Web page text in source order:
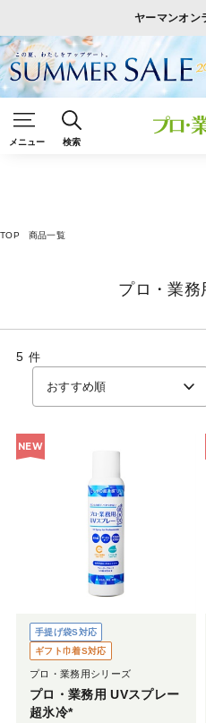
ヤーマンオン
メニュー 検索
TOP 商品一覧
プロ・業務
5 件
おすすめ順
NEW
手提げ袋S対応
ギフト巾着S対応
プロ・業務用シリーズ
プロ・業務用 UVスプレー
超氷冷*